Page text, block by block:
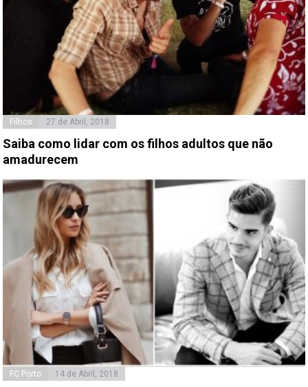
Filhos 27 de Abril, 2018
Saiba como lidar com os filhos adultos que não
amadurecem
FC Porto 14 de Abril, 2018